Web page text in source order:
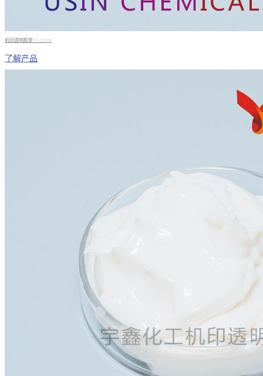
机印透明胶浆YX-2200B
了解产品